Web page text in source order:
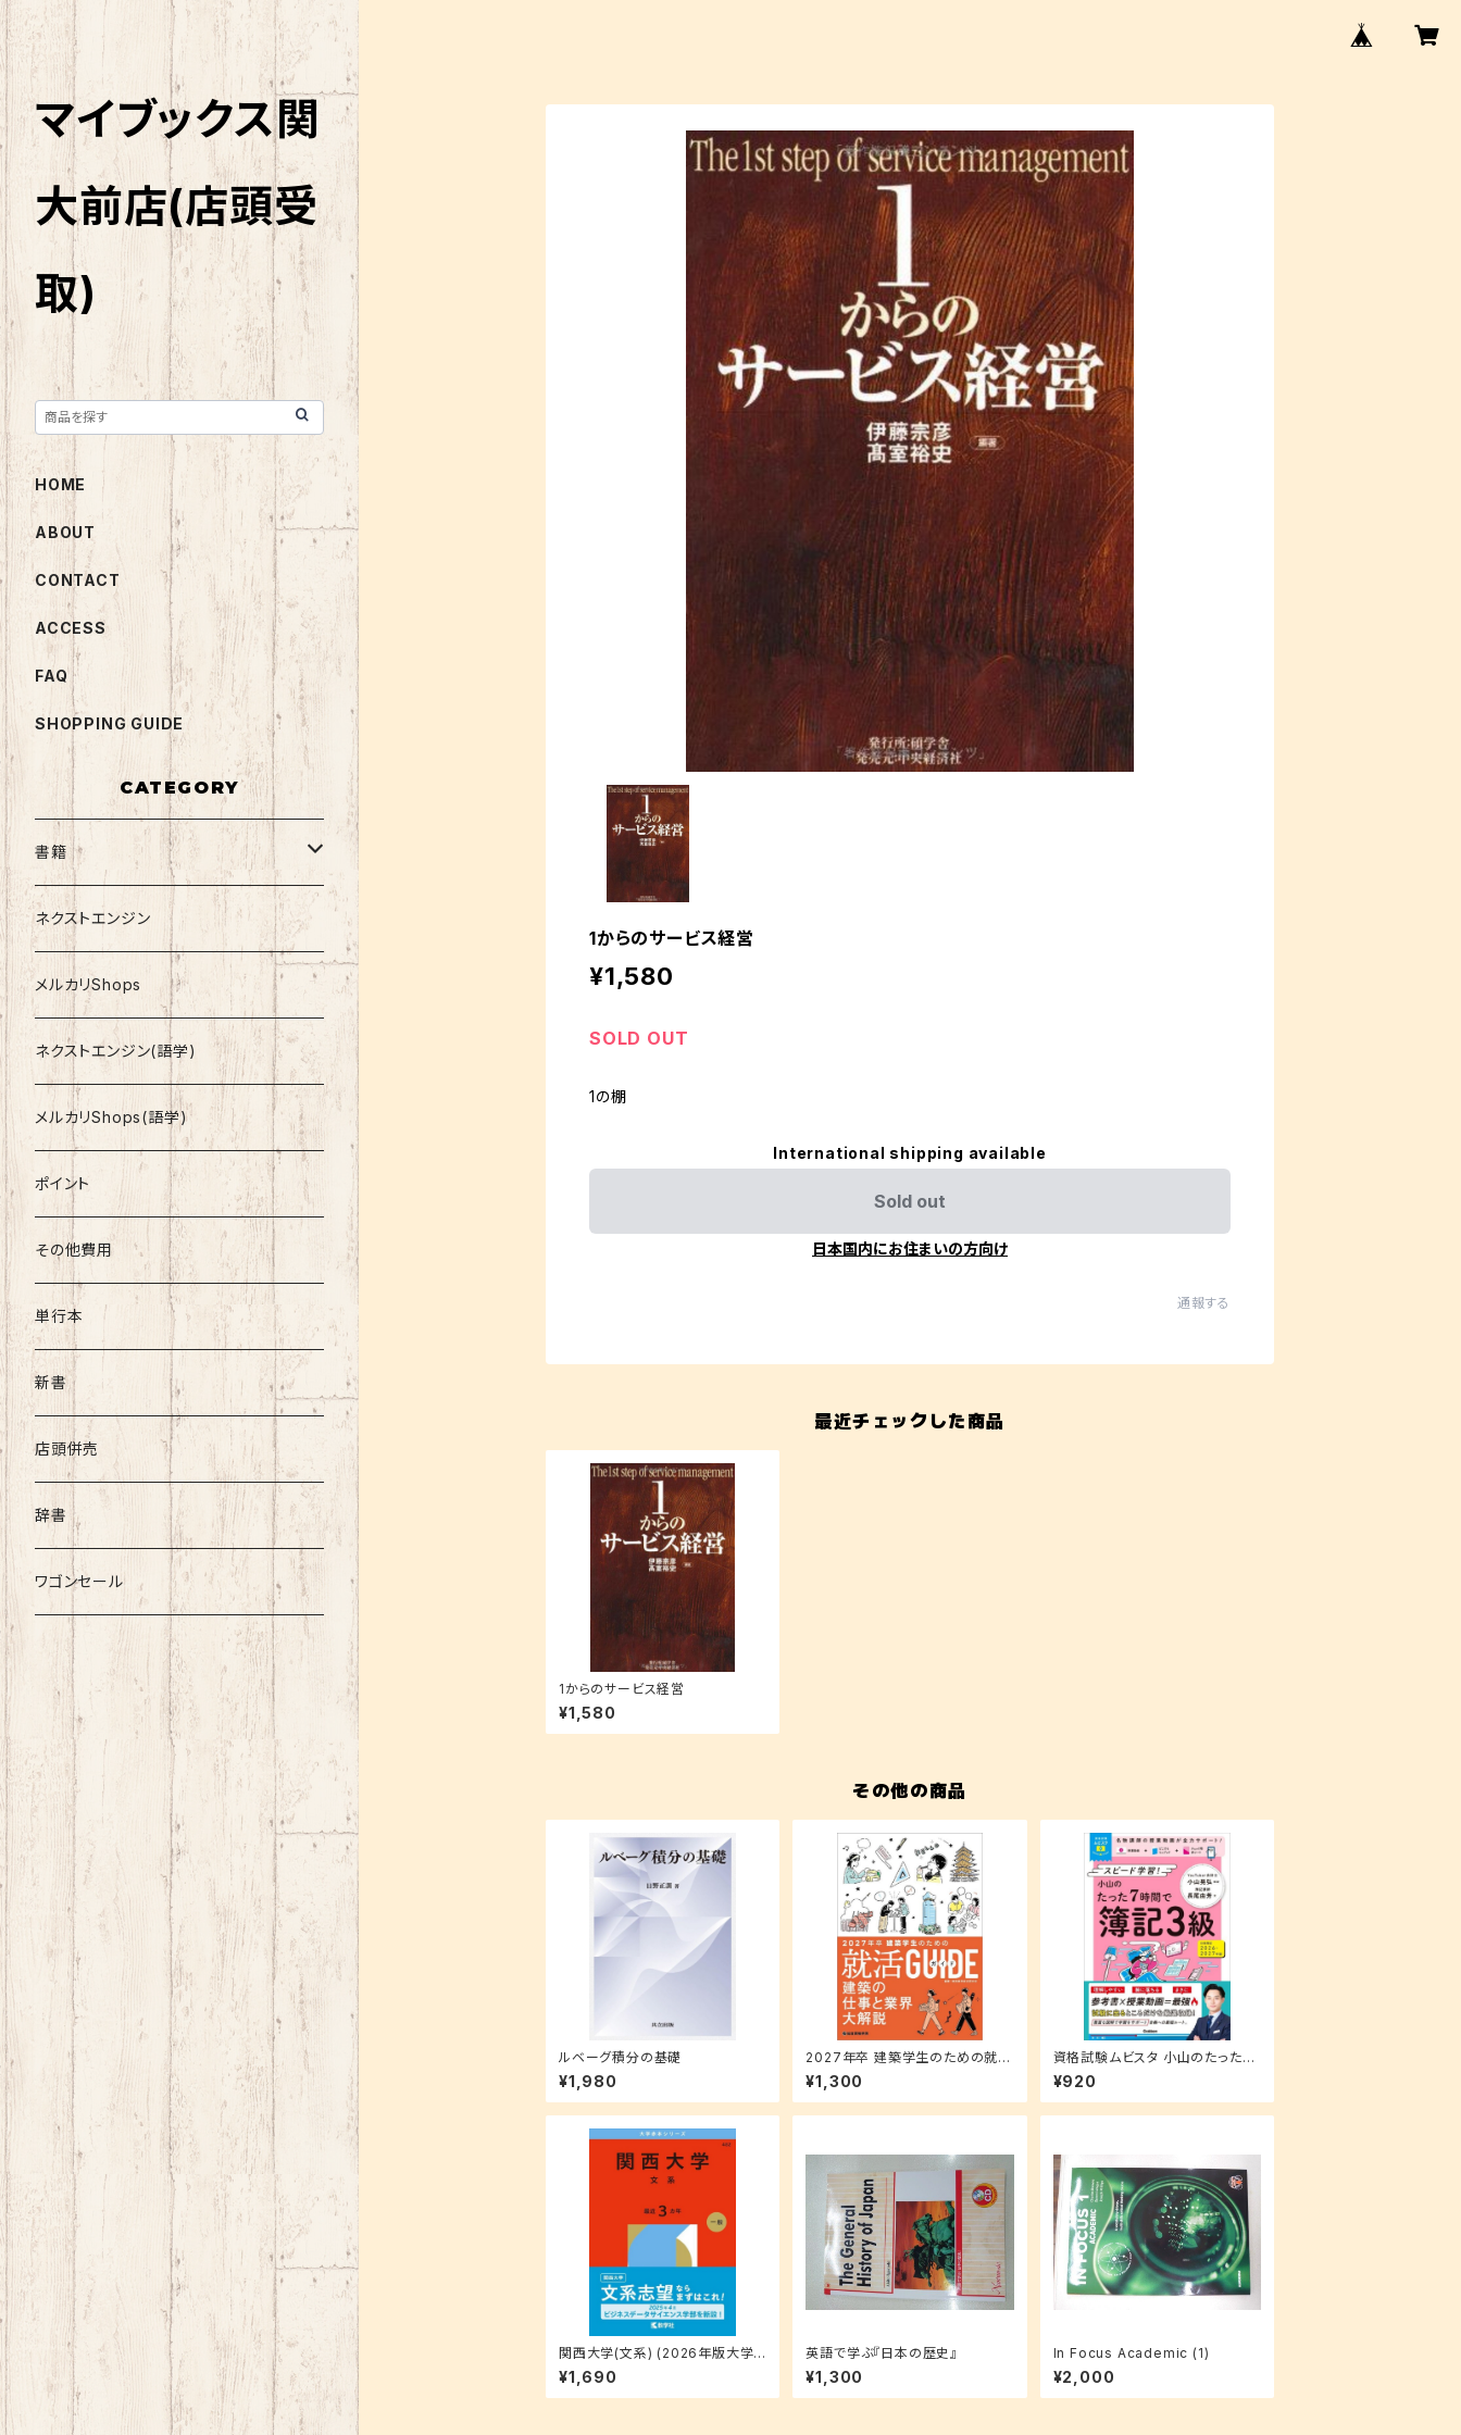
1からのサービス経営
¥1,580
SOLD OUT
1の棚
International shipping available
Sold out
日本国内にお住まいの方向け
通報する
最近チェックした商品
1からのサービス経営
¥1,580
その他の商品
ルベーグ積分の基礎
¥1,980
2027年卒 建築学生のための就活
ガイド
¥1,300
資格試験ムビスタ 小山のたった7
時間で簿記3級 2026ー2027年
版
¥920
関西大学(文系) (2026年版大学
赤本シリーズ)
¥1,690
英語で学ぶ『日本の歴史』
¥1,300
In Focus Academic (1)
¥2,000
マイブックス関
大前店(店頭受
取)
HOME
ABOUT
CONTACT
ACCESS
FAQ
SHOPPING GUIDE
CATEGORY
書籍
関西大学テキスト
就活
資格
コミック
文庫
その他書籍
書籍以外
ネクストエンジン
メルカリShops
ネクストエンジン(語学)
メルカリShops(語学)
ポイント
その他費用
単行本
新書
店頭併売
辞書
ワゴンセール